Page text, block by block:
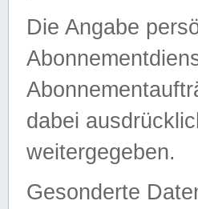
Die Angabe
dabei
weitergegeben.
Gesonderte